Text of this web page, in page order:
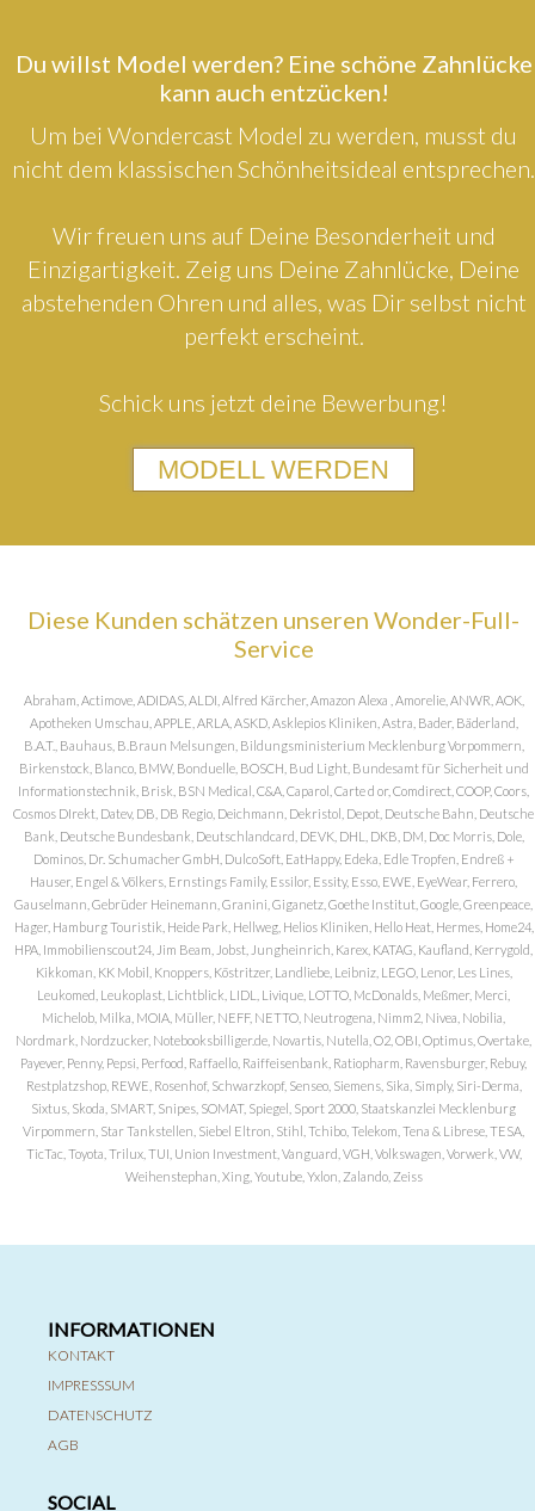
Du willst Model werden? Eine schöne Zahnlücke
kann auch entzücken!
Um bei Wondercast Model zu werden, musst du
nicht dem klassischen Schönheitsideal entsprechen.
Wir freuen uns auf Deine Besonderheit und
Einzigartigkeit. Zeig uns Deine Zahnlücke, Deine
abstehenden Ohren und alles, was Dir selbst nicht
perfekt erscheint.
Schick uns jetzt deine Bewerbung!
MODELL WERDEN
Diese Kunden schätzen unseren Wonder-Full-
Service
Abraham, Actimove, ADIDAS, ALDI, Alfred Kärcher, Amazon Alexa , Amorelie, ANWR, AOK,
Apotheken Umschau, APPLE, ARLA, ASKD, Asklepios Kliniken, Astra, Bader, Bäderland,
B.A.T., Bauhaus, B.Braun Melsungen, Bildungsministerium Mecklenburg Vorpommern,
Birkenstock, Blanco, BMW, Bonduelle, BOSCH, Bud Light, Bundesamt für Sicherheit und
Informationstechnik, Brisk, BSN Medical, C&A, Caparol, Carte d or, Comdirect, COOP, Coors,
Cosmos DIrekt, Datev, DB, DB Regio, Deichmann, Dekristol, Depot, Deutsche Bahn, Deutsche
Bank, Deutsche Bundesbank, Deutschlandcard, DEVK, DHL, DKB, DM, Doc Morris, Dole,
Dominos, Dr. Schumacher GmbH, DulcoSoft, EatHappy, Edeka, Edle Tropfen, Endreß +
Hauser, Engel & Völkers, Ernstings Family, Essilor, Essity, Esso, EWE, EyeWear, Ferrero,
Gauselmann, Gebrüder Heinemann, Granini, Giganetz, Goethe Institut, Google, Greenpeace,
Hager, Hamburg Touristik, Heide Park, Hellweg, Helios Kliniken, Hello Heat, Hermes, Home24,
HPA, Immobilienscout24, Jim Beam, Jobst, Jungheinrich, Karex, KATAG, Kaufland, Kerrygold,
Kikkoman, KK Mobil, Knoppers, Köstritzer, Landliebe, Leibniz, LEGO, Lenor, Les Lines,
Leukomed, Leukoplast, Lichtblick, LIDL, Livique, LOTTO, McDonalds, Meßmer, Merci,
Michelob, Milka, MOIA, Müller, NEFF, NETTO, Neutrogena, Nimm2, Nivea, Nobilia,
Nordmark, Nordzucker, Notebooksbilliger.de, Novartis, Nutella, O2, OBI, Optimus, Overtake,
Payever, Penny, Pepsi, Perfood, Raffaello, Raiffeisenbank, Ratiopharm, Ravensburger, Rebuy,
Restplatzshop, REWE, Rosenhof, Schwarzkopf, Senseo, Siemens, Sika, Simply, Siri-Derma,
Sixtus, Skoda, SMART, Snipes, SOMAT, Spiegel, Sport 2000, Staatskanzlei Mecklenburg
Virpommern, Star Tankstellen, Siebel Eltron, Stihl, Tchibo, Telekom, Tena & Librese, TESA,
TicTac, Toyota, Trilux, TUI, Union Investment, Vanguard, VGH, Volkswagen, Vorwerk, VW,
Weihenstephan, Xing, Youtube, Yxlon, Zalando, Zeiss
INFORMATIONEN
KONTAKT
IMPRESSSUM
DATENSCHUTZ
AGB
SOCIAL